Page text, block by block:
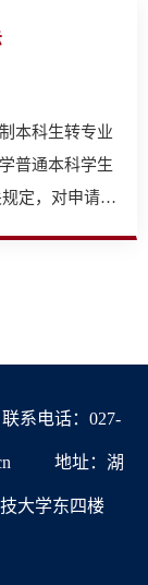
本科生转专业
普通本科学生
定，对申请
联系电话：027-
地址：湖
大学东四楼